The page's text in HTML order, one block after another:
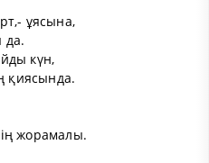
ұясына,
да.
күн,
қиясында.
жорамалы.